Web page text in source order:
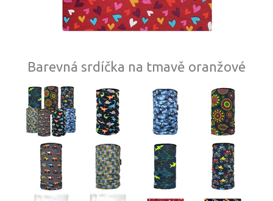
Barevná srdíčka na tmavě oranžové